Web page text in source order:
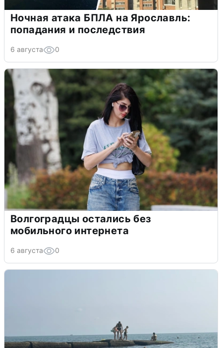
Ночная атака БПЛА на Ярославль:
попадания и последствия
6 августа 0
Волгоградцы остались без
мобильного интернета
6 августа 0